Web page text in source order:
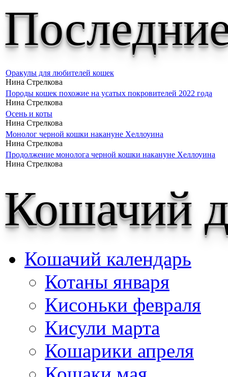
Оракулы для любителей кошек
Нина Стрелкова
Породы кошек похожие на усатых покровителей 2022 года
Нина Стрелкова
Осень и коты
Нина Стрелкова
Монолог черной кошки накануне Хеллоуина
Нина Стрелкова
Продолжение монолога черной кошки накануне Хеллоуина
Нина Стрелкова
Кошачий
Кошачий календарь
Котаны января
Кисоньки февраля
Кисули марта
Кошарики апреля